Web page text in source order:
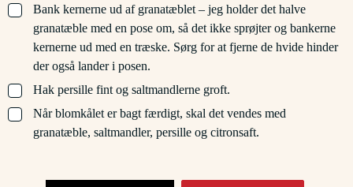
▢
Bank kernerne ud af granatæblet – jeg holder det halve
granatæble med en pose om, så det ikke sprøjter og bankerne
kernerne ud med en træske. Sørg for at fjerne de hvide hinder
der også lander i posen.
▢
Hak persille fint og saltmandlerne groft.
▢
Når blomkålet er bagt færdigt, skal det vendes med
granatæble, saltmandler, persille og citronsaft.